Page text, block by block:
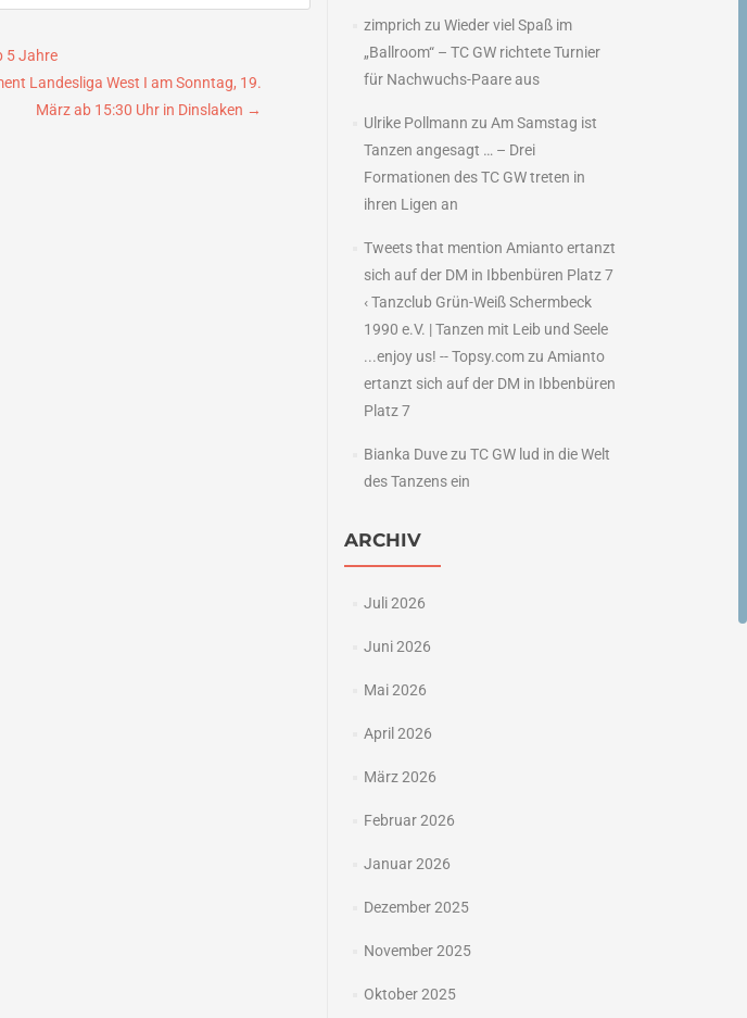
5 Jahre
Landesliga West I am Sonntag, 19.
März ab 15:30 Uhr in Dinslaken →
zimprich zu Wieder viel Spaß im
„Ballroom“ – TC GW richtete Turnier
für Nachwuchs-Paare aus
Ulrike Pollmann zu Am Samstag ist
Tanzen angesagt … – Drei
Formationen des TC GW treten in
ihren Ligen an
Tweets that mention Amianto ertanzt
sich auf der DM in Ibbenbüren Platz 7
‹ Tanzclub Grün-Weiß Schermbeck
1990 e.V. | Tanzen mit Leib und Seele
...enjoy us! -- Topsy.comzu Amianto
ertanzt sich auf der DM in Ibbenbüren
Platz 7
Bianka Duvezu TC GW lud in die Welt
des Tanzens ein
ARCHIV
Juli 2026
Juni 2026
Mai 2026
April 2026
März 2026
Februar 2026
Januar 2026
Dezember 2025
November 2025
Oktober 2025